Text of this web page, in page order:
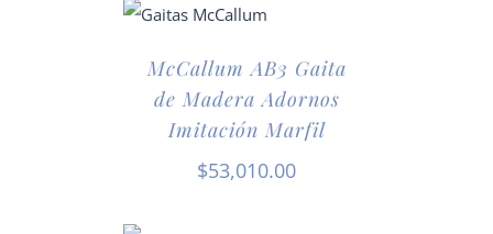
CARRITO
McCallum AB3 Gaita
de Madera Adornos
Imitación Marfil
$53,010.00